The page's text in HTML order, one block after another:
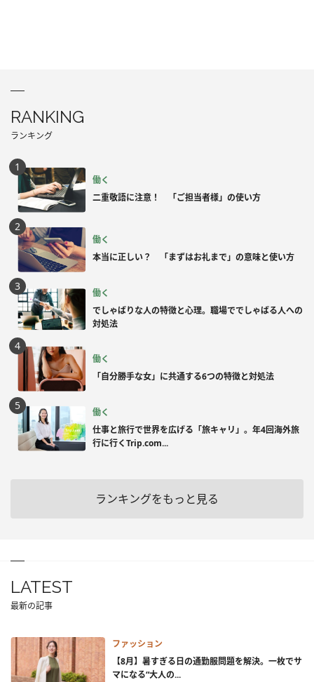
RANKING
ランキング
働く
二重敬語に注意！ 「ご担当者様」の使い方
働く
本当に正しい？ 「まずはお礼まで」の意味と使い方
働く
でしゃばりな人の特徴と心理。職場ででしゃばる人への
対処法
働く
「自分勝手な女」に共通する6つの特徴と対処法
働く
仕事と旅行で世界を広げる「旅キャリ」。年4回海外旅
行に行くTrip.com...
ランキングをもっと見る
LATEST
最新の記事
ファッション
【8月】暑すぎる日の通勤服問題を解決。一枚でサ
マになる“大人の...